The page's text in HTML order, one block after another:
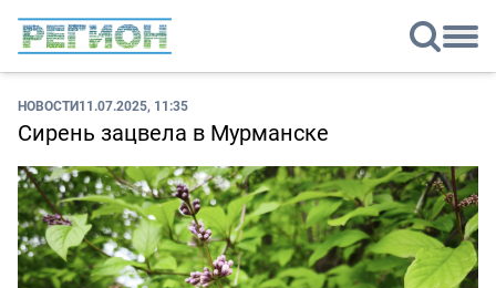
НОВОСТИ11.07.2025, 11:35
Сирень зацвела в Мурманске